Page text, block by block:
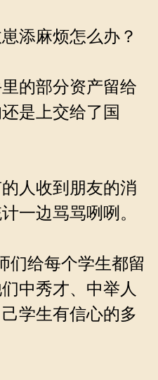
添麻烦怎么办？
的部分资产留给
是上交给了国
人收到朋友的消
一边骂骂咧咧。
给每个学生都留
中秀才、中举人
学生有信心的多